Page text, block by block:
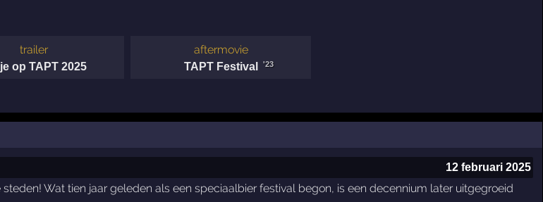
trailer
op TAPT 2025
aftermovie
TAPT Festival '23
12 februari 2025
Wat tien jaar geleden als een speciaalbier festival begon, is een decennium later uitgegroeid